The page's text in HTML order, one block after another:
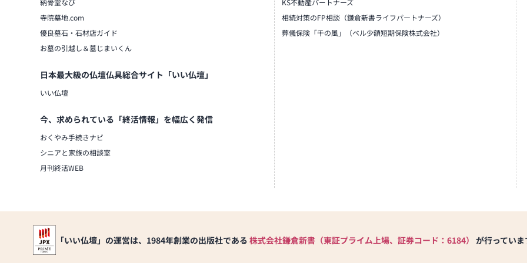
納骨堂なび
寺院墓地.com
優良墓石・石材店ガイド
お墓の引越し＆墓じまいくん
日本最大級の仏壇仏具総合サイト「いい仏壇」
いい仏壇
今、求められている「終活情報」を幅広く発信
おくやみ手続きナビ
シニアと家族の相談室
月刊終活WEB
KS不動産パートナーズ
相続対策のFP相談（鎌倉新書ライフパートナーズ）
葬儀保険「千の風」（ベル少額短期保険株式会社）
「いい仏壇」の運営は、1984年創業の出版社である 株式会社鎌倉新書（東証プライム上場、証券コード：6184） が行っていま